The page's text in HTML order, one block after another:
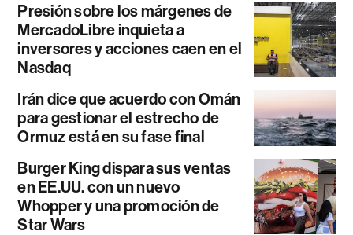
Presión sobre los márgenes de
MercadoLibre inquieta a
inversores y acciones caen en el
Nasdaq
Irán dice que acuerdo con Omán
para gestionar el estrecho de
Ormuz está en su fase final
Burger King dispara sus ventas
en EE.UU. con un nuevo
Whopper y una promoción de
Star Wars